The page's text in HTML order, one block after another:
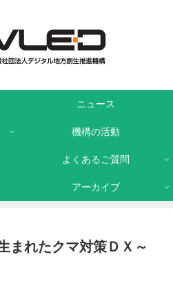
ニュース
機構の活動
よくあるご質問
アーカイブ
まれたクマ対策ＤＸ～